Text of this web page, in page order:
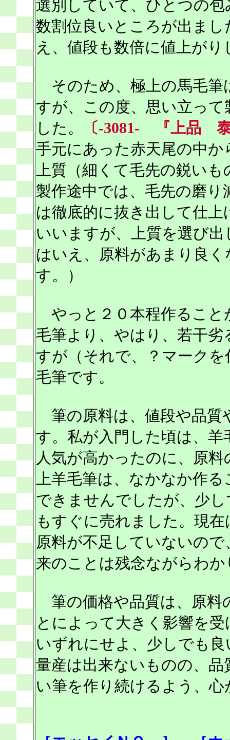
選別していて、ひとつの包
数割位良いところが出ま
え、値段も数倍に値上が
そのため、極上の馬毛筆
すが、この度、思い立って
した。
〔-3081- 『上品
手元にあった赤天尾の中か
上質（細くて毛先の鋭い
製作途中では、毛先の磨り
は徹底的に抜き出して仕
いいますが、上質を選び出
はいえ、原料があまり良
す。）
やっと２０本程作ること
毛筆より、やはり、若干劣
すが（それで、？マーク
毛筆です。
筆の原料は、値段や品質
す。私が入門した頃は、羊
人気が高かったのに、原
上羊毛筆は、なかなか作る
できませんでしたが、少
もすぐに売れました。現在
原料が不足していないの
来のことは残念ながらわ
筆の価格や品質は、原料
とによって大きく影響を受
いずれにせよ、少しでも
量産は出来ないものの、品
い筆を作り続けるよう、